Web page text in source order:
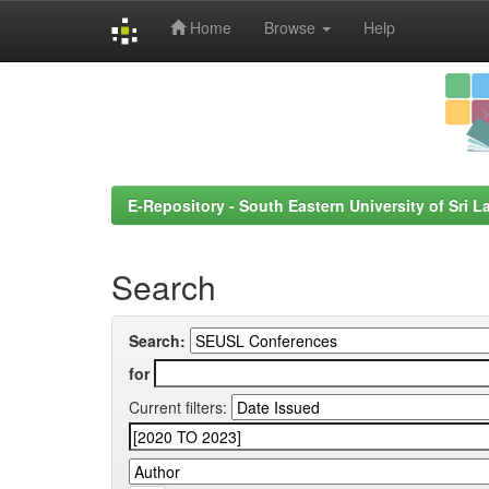
Home Browse Help
E-Repository - South Eastern University of Sri
Search
Search:
for
Current filters: